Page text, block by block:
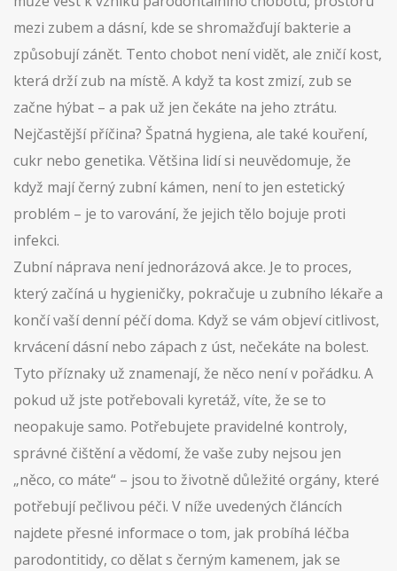
mezi zubem a dásní, kde se shromažďují bakterie a
způsobují zánět. Tento chobot není vidět, ale zničí kost,
která drží zub na místě. A když ta kost zmizí, zub se
začne hýbat – a pak už jen čekáte na jeho ztrátu.
Nejčastější příčina? Špatná hygiena, ale také kouření,
cukr nebo genetika. Většina lidí si neuvědomuje, že
když mají černý zubní kámen, není to jen estetický
problém – je to varování, že jejich tělo bojuje proti
infekci.
Zubní náprava není jednorázová akce. Je to proces,
který začíná u hygieničky, pokračuje u zubního lékaře a
končí vaší denní péčí doma. Když se vám objeví citlivost,
krvácení dásní nebo zápach z úst, nečekáte na bolest.
Tyto příznaky už znamenají, že něco není v pořádku. A
pokud už jste potřebovali kyretáž, víte, že se to
neopakuje samo. Potřebujete pravidelné kontroly,
správné čištění a vědomí, že vaše zuby nejsou jen
„něco, co máte“ – jsou to životně důležité orgány, které
potřebují pečlivou péči. V níže uvedených článcích
najdete přesné informace o tom, jak probíhá léčba
parodontitidy, co dělat s černým kamenem, jak se